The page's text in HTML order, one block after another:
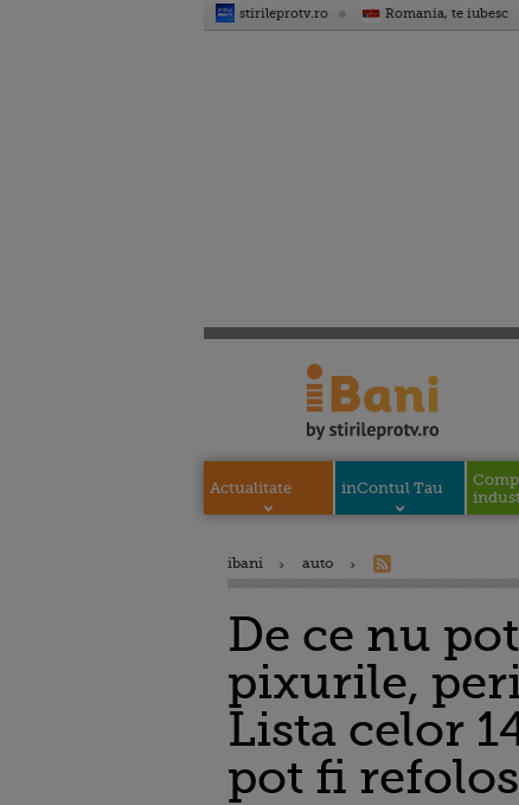
stirileprotv.ro Romania, te iubesc
Actualitate inContul Tau
ibani auto
De ce nu
pixurile,
Lista celor
pot fi